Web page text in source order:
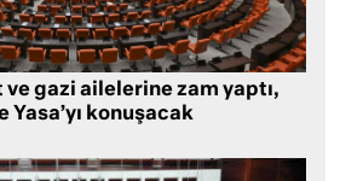
gazi ailelerine zam yaptı,
Yasa’yı konuşacak